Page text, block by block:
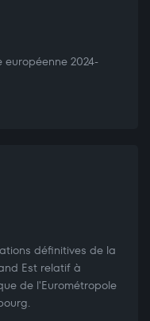
2024-
définitives de la
Est relatif à
de l'Eurométropole